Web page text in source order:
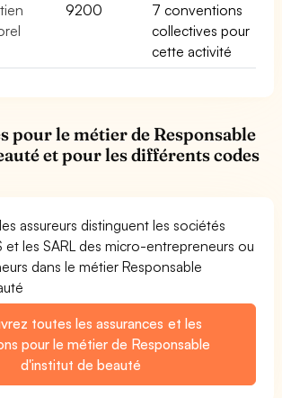
9200
7 conventions
collectives pour
cette activité
pour le métier de Responsable
et pour les différents codes
assureurs distinguent les sociétés
et les SARL des micro-entrepreneurs ou
dans le métier Responsable
toutes les assurances et les
pour le métier de Responsable
d'institut de beauté